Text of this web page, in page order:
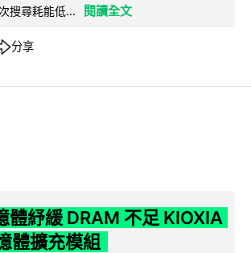
搜尋耗能低...
閱讀全文
分享
體紓緩 DRAM 不足 KIOXIA
體擴充模組